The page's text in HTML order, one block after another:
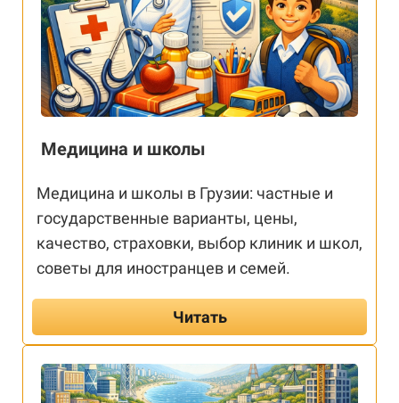
Медицина и школы
Медицина и школы в Грузии: частные и
государственные варианты, цены,
качество, страховки, выбор клиник и школ,
советы для иностранцев и семей.
Читать